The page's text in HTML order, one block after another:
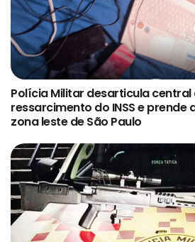
Polícia Militar desarticula
ressarcimento do INSS e prende
zona leste de São Paulo